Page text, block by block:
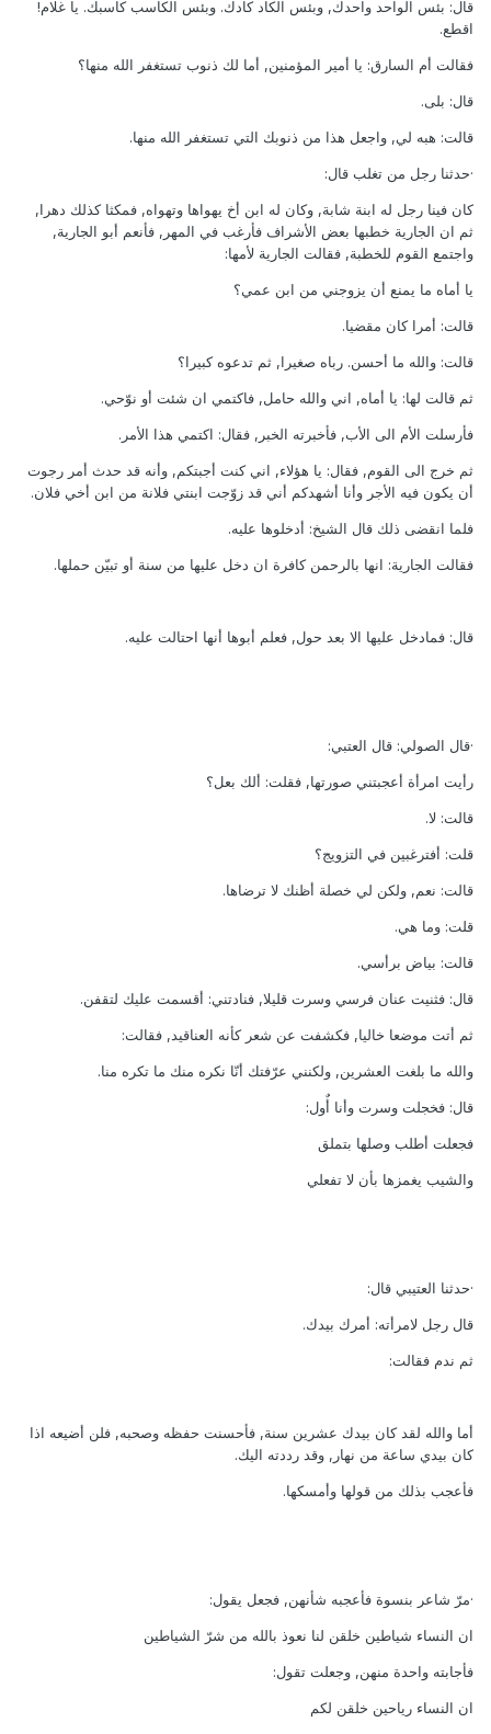
قال: بئس الواحد واحدك, وبئس الكاد كادك. وبئس الكاسب كاسبك. يا غلام!
اقطع.
فقالت أم السارق: يا أمير المؤمنين, أما لك ذنوب تستغفر الله منها؟
قال: بلى.
قالت: هبه لي, واجعل هذا من ذنوبك التي تستغفر الله منها.
·حدثنا رجل من تغلب قال:
كان فينا رجل له ابنة شابة, وكان له ابن أخ يهواها وتهواه, فمكثا كذلك دهرا,
ثم ان الجارية خطبها بعض الأشراف فأرغب في المهر, فأنعم أبو الجارية,
واجتمع القوم للخطبة, فقالت الجارية لأمها:
يا أماه ما يمنع أن يزوجني من ابن عمي؟
قالت: أمرا كان مقضيا.
قالت: والله ما أحسن. رباه صغيرا, ثم تدعوه كبيرا؟
ثم قالت لها: يا أماه, اني والله حامل, فاكتمي ان شئت أو نوّحي.
فأرسلت الأم الى الأب, فأخبرته الخبر, فقال: اكتمي هذا الأمر.
ثم خرج الى القوم, فقال: يا هؤلاء, اني كنت أجبتكم, وأنه قد حدث أمر رجوت
أن يكون فيه الأجر وأنا أشهدكم أني قد زوّجت ابنتي فلانة من ابن أخي فلان.
فلما انقضى ذلك قال الشيخ: أدخلوها عليه.
فقالت الجارية: انها بالرحمن كافرة ان دخل عليها من سنة أو تبيّن حملها.
قال: فمادخل عليها الا بعد حول, فعلم أبوها أنها احتالت عليه.
·قال الصولي: قال العتبي:
رأيت امرأة أعجبتني صورتها, فقلت: ألك بعل؟
قالت: لا.
قلت: أفترغبين في التزويج؟
قالت: نعم, ولكن لي خصلة أظنك لا ترضاها.
قلت: وما هي.
قالت: بياض برأسي.
قال: فثنيت عنان فرسي وسرت قليلا, فنادتني: أقسمت عليك لتقفن.
ثم أتت موضعا خاليا, فكشفت عن شعر كأنه العناقيد, فقالت:
والله ما بلغت العشرين, ولكنني عرّفتك أنّا نكره منك ما تكره منا.
قال: فخجلت وسرت وأنا أٌول:
فجعلت أطلب وصلها بتملق
والشيب يغمزها بأن لا تفعلي
·حدثنا العتيبي قال:
قال رجل لامرأته: أمرك بيدك.
ثم ندم فقالت:
أما والله لقد كان بيدك عشرين سنة, فأحسنت حفظه وصحبه, فلن أضيعه اذا
كان بيدي ساعة من نهار, وقد رددته اليك.
فأعجب بذلك من قولها وأمسكها.
·مرّ شاعر بنسوة فأعجبه شأنهن, فجعل يقول:
ان النساء شياطين خلقن لنا نعوذ بالله من شرّ الشياطين
فأجابته واحدة منهن, وجعلت تقول:
ان النساء رياحين خلقن لكم